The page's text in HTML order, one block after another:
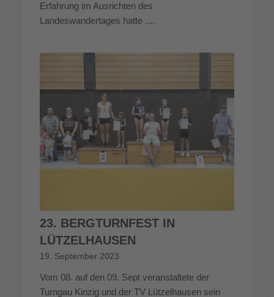
Erfahrung im Ausrichten des
Landeswandertages hatte ....
23. BERGTURNFEST IN
LÜTZELHAUSEN
19. September 2023
Vom 08. auf den 09. Sept veranstaltete der
Turngau Kinzig und der TV Lützelhausen sein